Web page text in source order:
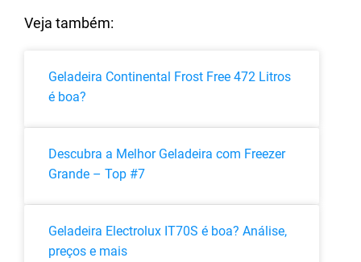
Veja também:
Geladeira Continental Frost Free 472 Litros
é boa?
Descubra a Melhor Geladeira com Freezer
Grande – Top #7
Geladeira Electrolux IT70S é boa? Análise,
preços e mais